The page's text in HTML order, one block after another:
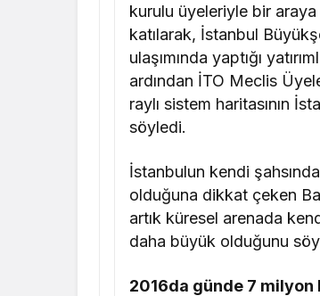
kurulu üyeleriyle bir
katılarak, İstanbul
ulaşımında yaptığı
ardından İTO Meclis
raylı sistem haritasının
söyledi.
İstanbulun kendi
olduğuna dikkat çeken
artık küresel arenada
daha büyük olduğunu
2016da günde 7